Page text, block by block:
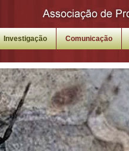
Investigação Comunicação